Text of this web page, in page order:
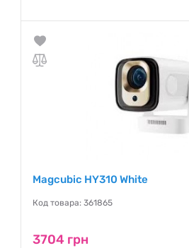
Magcubic HY310 White
Код товара: 361865
3704 грн